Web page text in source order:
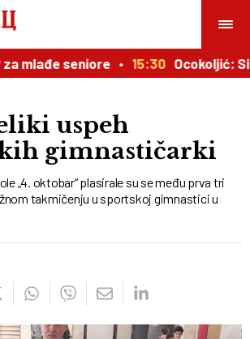
seniore 15:30 Ocokoljić:
uspeh
gimnastičarki
„4. oktobar“ plasirale su se među prva tri
takmičenju u sportskoj gimnastici u